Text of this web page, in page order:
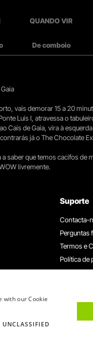
QUANDO VIR
De comboio
vais demorar 15 a 20
Luís I, atravessa o
Cais de Gaia, vira à
já o The Chocolate
a saber que temos cacifos de
livremente.
Suporte
Contacta-
Perguntas
Termos e
Política de
Trabalha
with our Cookie
UNCLASSIFIED